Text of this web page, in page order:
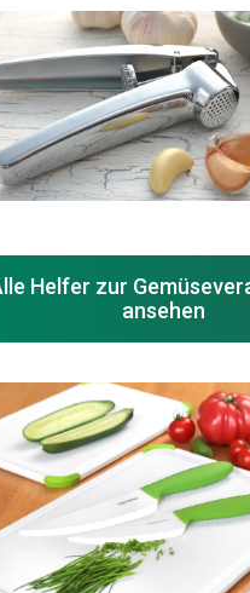
Helfer zur
ansehen